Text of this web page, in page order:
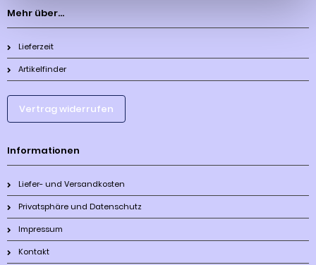
Mehr über...
Lieferzeit
Artikelfinder
Vertrag widerrufen
Informationen
Liefer- und Versandkosten
Privatsphäre und Datenschutz
Impressum
Kontakt